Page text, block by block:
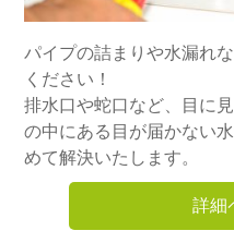
パイプの詰まりや水漏れ
ください！
排水口や蛇口など、目に
の中にある目が届かない
めて解決いたします。
詳細